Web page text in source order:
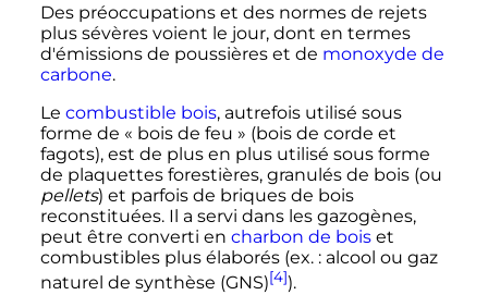
Des préoccupations et des normes de rejets
plus sévères voient le jour, dont en termes
d'émissions de poussières et de monoxyde de
carbone.
Le combustible bois, autrefois utilisé sous
forme de « bois de feu » (bois de corde et
fagots), est de plus en plus utilisé sous forme
de plaquettes forestières, granulés de bois (ou
pellets) et parfois de briques de bois
reconstituées. Il a servi dans les gazogènes,
peut être converti en charbon de boiset
combustibles plus élaborés (ex. :alcool ou gaz
naturel de synthèse (GNS)[4]).